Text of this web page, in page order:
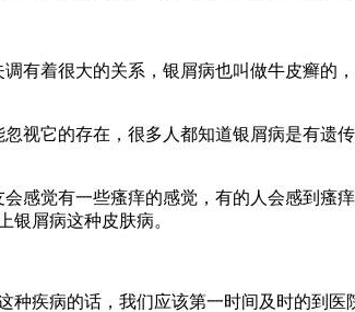
有着很大的关系，银屑病也叫做牛皮癣
视它的存在，很多人都知道银屑病是有
感觉有一些瘙痒的感觉，有的人会感到
银屑病这种皮肤病。
疾病的话，我们应该第一时间及时的到